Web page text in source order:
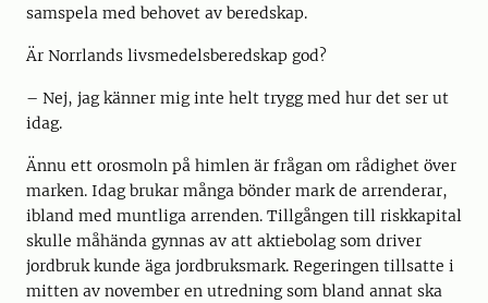
samspela med behovet av beredskap.
Är Norrlands livsmedelsberedskap god?
– Nej, jag känner mig inte helt trygg med hur det ser ut
idag.
Ännu ett orosmoln på himlen är frågan om rådighet över
marken. Idag brukar många bönder mark de arrenderar,
ibland med muntliga arrenden. Tillgången till riskkapital
skulle måhända gynnas av att aktiebolag som driver
jordbruk kunde äga jordbruksmark. Regeringen tillsatte i
mitten av november en utredning som bland annat ska